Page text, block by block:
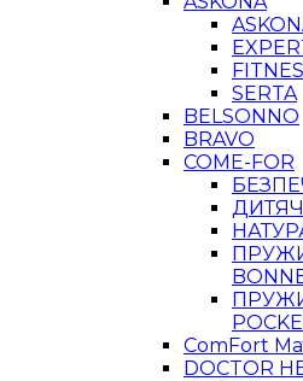
SERTA
BELSONNO
BRAVO
COME-FOR
ComFort
DOCTOR